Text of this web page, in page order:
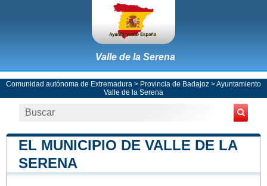
Valle de la Serena
Comunidad autónoma de Extremadura > Provincia de Badajoz >Ayuntamiento
Valle de la Serena
EL MUNICIPIO DE VALLE DE LA
SERENA